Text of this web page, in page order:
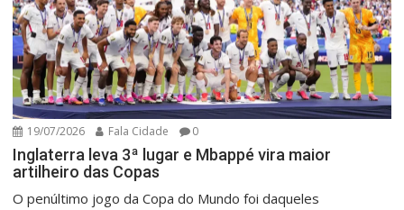
19/07/2026 Fala Cidade 0
Inglaterra leva 3ª lugar e Mbappé vira maior
artilheiro das Copas
O penúltimo jogo da Copa do Mundo foi daqueles